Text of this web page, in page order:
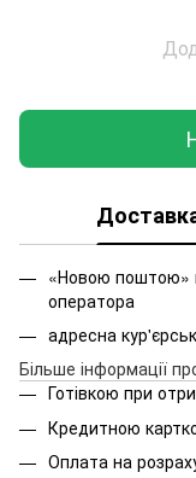
«Новою поштою»
оператора
адресна
Більше інформації
Готівкою при
Кредитною
Оплата на